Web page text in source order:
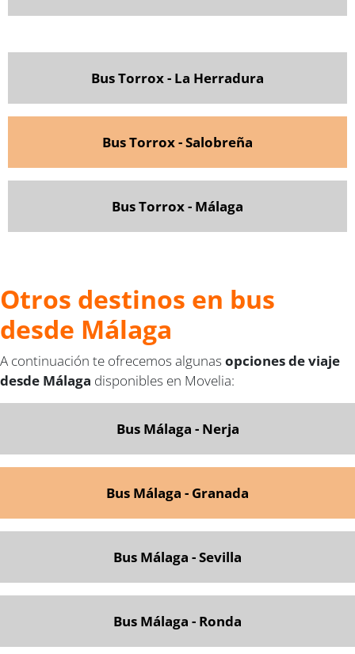
Bus Torrox - La Herradura
Bus Torrox - Salobreña
Bus Torrox - Málaga
Otros destinos en bus
desde Málaga
A continuación te ofrecemos algunas opciones de viaje
desde Málaga disponibles en Movelia:
Bus Málaga - Nerja
Bus Málaga - Granada
Bus Málaga - Sevilla
Bus Málaga - Ronda